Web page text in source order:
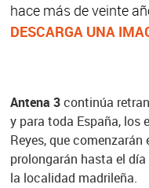
hace más de veinte
DESCARGA UNA
Antena 3continúa
y para toda España, los
Reyes, que
prolongarán hasta el
la localidad madrileña.